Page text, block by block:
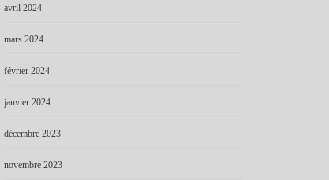
avril 2024
mars 2024
février 2024
janvier 2024
décembre 2023
novembre 2023